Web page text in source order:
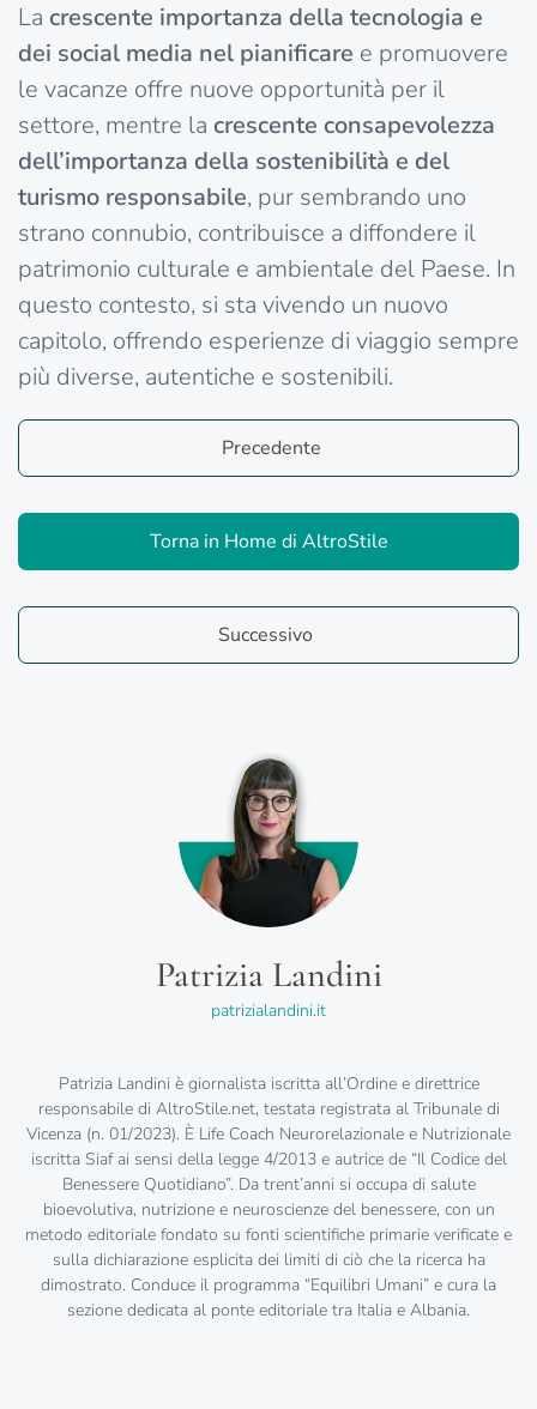
La crescente importanza della tecnologia e
dei social media nel pianificare e promuovere
le vacanze offre nuove opportunità per il
settore, mentre la crescente consapevolezza
dell’importanza della sostenibilità e del
turismo responsabile, pur sembrando uno
strano connubio, contribuisce a diffondere il
patrimonio culturale e ambientale del Paese. In
questo contesto, si sta vivendo un nuovo
capitolo, offrendo esperienze di viaggio sempre
più diverse, autentiche e sostenibili.
Precedente
Torna in Home di AltroStile
Successivo
Patrizia Landini
patrizialandini.it
Patrizia Landini è giornalista iscritta all’Ordine e direttrice
responsabile di AltroStile.net, testata registrata al Tribunale di
Vicenza (n. 01/2023). È Life Coach Neurorelazionale e Nutrizionale
iscritta Siaf ai sensi della legge 4/2013 e autrice de “Il Codice del
Benessere Quotidiano”. Da trent’anni si occupa di salute
bioevolutiva, nutrizione e neuroscienze del benessere, con un
metodo editoriale fondato su fonti scientifiche primarie verificate e
sulla dichiarazione esplicita dei limiti di ciò che la ricerca ha
dimostrato. Conduce il programma “Equilibri Umani” e cura la
sezione dedicata al ponte editoriale tra Italia e Albania.